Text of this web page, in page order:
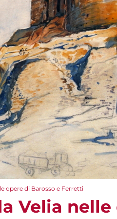
opere di Barosso e Ferretti
Velia